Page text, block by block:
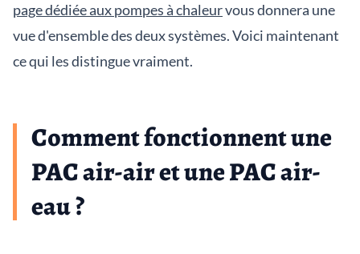
page dédiée aux pompes à chaleurvous donnera une
vue d'ensemble des deux systèmes. Voici maintenant
ce qui les distingue vraiment.
Comment fonctionnent une
PAC air-air et une PAC air-
eau ?